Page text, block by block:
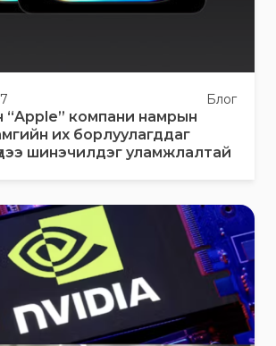
Блог
компани намрын
их борлуулагддаг
шинэчилдэг уламжлалтай